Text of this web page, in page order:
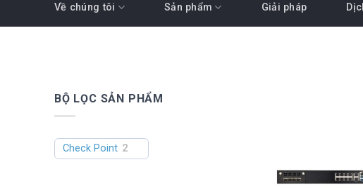
Về chúng tôi Sản phẩm Giải pháp
BỘ LỌC SẢN PHẨM
Check Point 2